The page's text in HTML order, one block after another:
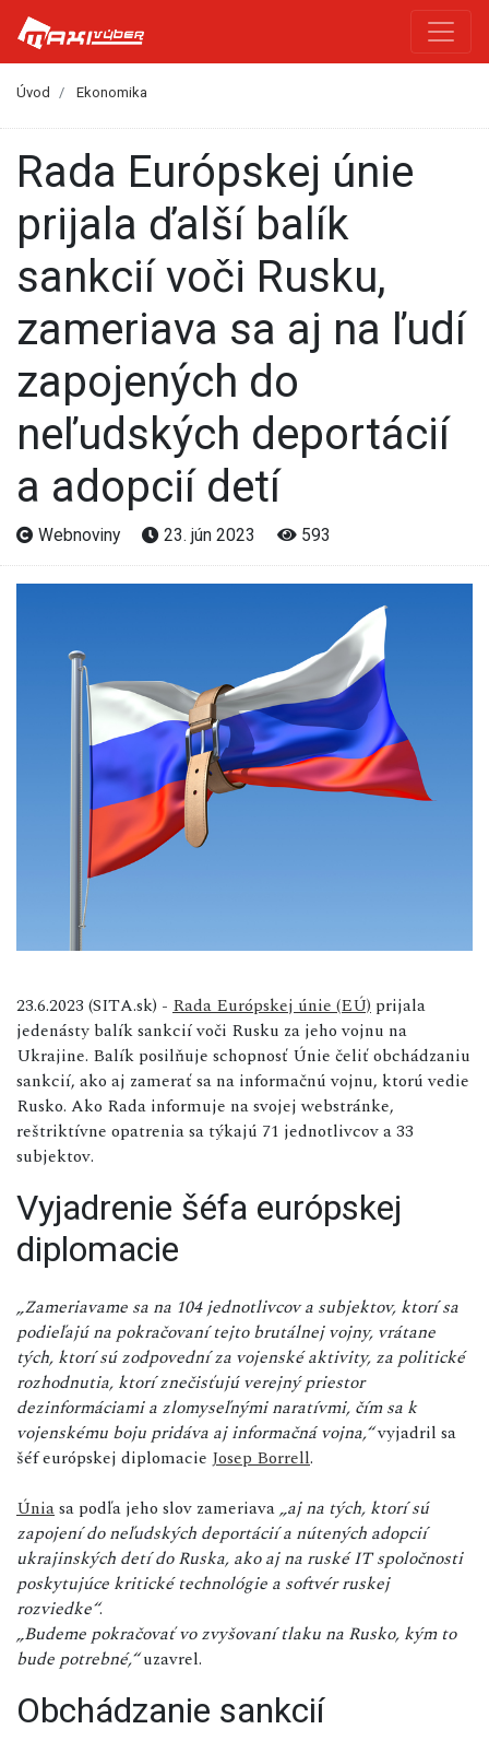
Úvod Ekonomika
Rada Európskej únie
prijala ďalší balík
sankcií voči Rusku,
zameriava sa aj na ľudí
zapojených do
neľudských deportácií
a adopcií detí
Webnoviny 23. jún 2023 593
23.6.2023 (SITA.sk) - Rada Európskej únie (EÚ) prijala
jedenásty balík sankcií voči Rusku za jeho vojnu na
Ukrajine. Balík posilňuje schopnosť Únie čeliť obchádzaniu
sankcií, ako aj zamerať sa na informačnú vojnu, ktorú vedie
Rusko. Ako Rada informuje na svojej webstránke,
reštriktívne opatrenia sa týkajú 71 jednotlivcov a 33
subjektov.
Vyjadrenie šéfa európskej
diplomacie
„Zameriavame sa na 104 jednotlivcov a subjektov, ktorí sa
podieľajú na pokračovaní tejto brutálnej vojny, vrátane
tých, ktorí sú zodpovední za vojenské aktivity, za politické
rozhodnutia, ktorí znečisťujú verejný priestor
dezinformáciami a zlomyseľnými naratívmi, čím sa k
vojenskému boju pridáva aj informačná vojna,“vyjadril sa
šéf európskej diplomacie Josep Borrell.
Úniasa podľa jeho slov zameriava„aj na tých, ktorí sú
zapojení do neľudských deportácií a nútených adopcií
ukrajinských detí do Ruska, ako aj na ruské IT spoločnosti
poskytujúce kritické technológie a softvér ruskej
rozviedke“.
„Budeme pokračovať vo zvyšovaní tlaku na Rusko, kým to
bude potrebné,“uzavrel.
Obchádzanie sankcií